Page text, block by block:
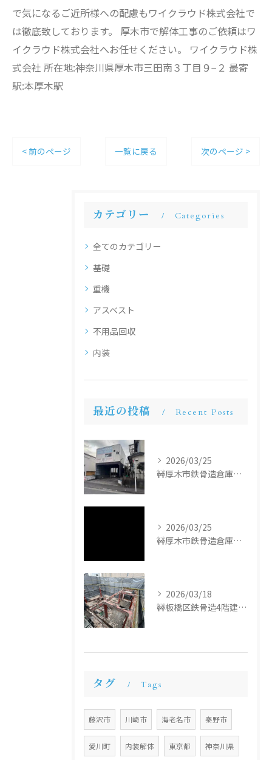
で気になるご近所様への配慮もワイクラウド株式会社で
は徹底致しております。 厚木市で解体工事のご依頼はワ
イクラウド株式会社へお任せください。 ワイクラウド株
式会社 所在地:神奈川県厚木市三田南３丁目９−２ 最寄
駅:本厚木駅
< 前のページ 一覧に戻る 次のページ >
カテゴリー Categories
全てのカテゴリー
基礎
重機
アスベスト
不用品回収
内装
最近の投稿 Recent Posts
2026/03/25
🚧厚木市鉄骨造倉庫解体工事🚧
2026/03/25
🚧厚木市鉄骨造倉庫解体工事🚧
2026/03/18
🚧板橋区鉄骨造4階建て解体工事🚧
タグ Tags
藤沢市 川崎市 海老名市 秦野市
愛川町 内装解体 東京都 神奈川県